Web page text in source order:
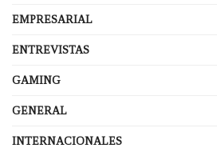
EMPRESARIAL
ENTREVISTAS
GAMING
GENERAL
INTERNACIONALES